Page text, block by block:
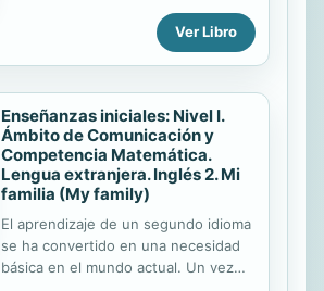
desarrollo social, afectivo, cognitivo
y académicode los alumnos, así como
la elaboración de un proyecto de
en comunidades de aprendizaje. Se
considera como un espaciode
expresión y diálogo para los
adolescentes desde una perspectiva
humanista,centrada en los intereses,
inquietudes, potencialidades y
necesidades de losalumnos. El libro
se encuentra estructurado en nueve
capítulos. Los dos primeros
Ver Libro
Enseñanzas iniciales: Nivel I.
Ámbito de Comunicación y
Competencia Matemática.
Lengua extranjera. Inglés 2. Mi
familia (My family)
El aprendizaje de un segundo idioma
se ha convertido en una necesidad
básica en el mundo actual. Un vez